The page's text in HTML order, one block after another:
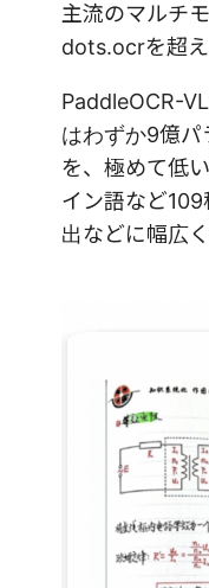
主流のマルチ
dots.ocrを超え
PaddleOCR-
はわずか9億
を、極めて低
イン語など
出などに幅広